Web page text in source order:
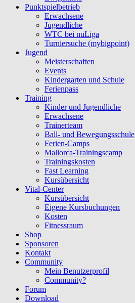
Punktspielbetrieb
Erwachsene
Jugendliche
WTC bei nuLiga
Turniersuche (mybigpoint)
Jugend
Meisterschaften
Events
Kindergarten und Schule
Ferienpass
Training
Kinder und Jugendliche
Erwachsene
Trainerteam
Ball- und Bewegungsschule
Ferien-Camps
Mallorca-Trainingscamp
Trainingskosten
Fast Learning
Kursübersicht
Vital-Center
Kursübersicht
Eigene Kursbuchungen
Kosten
Fitnessraum
Shop
Sponsoren
Kontakt
Community
Mein Benutzerprofil
Community?
Forum
Download